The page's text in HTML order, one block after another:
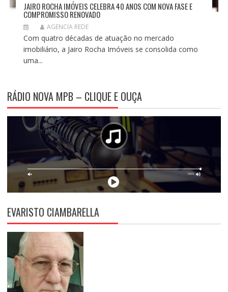
JAIRO ROCHA IMÓVEIS CELEBRA 40 ANOS COM NOVA FASE E
COMPROMISSO RENOVADO
AGENCIA REDE
Com quatro décadas de atuação no mercado
imobiliário, a Jairo Rocha Imóveis se consolida como
uma...
RÁDIO NOVA MPB – CLIQUE E OUÇA
EVARISTO CIAMBARELLA